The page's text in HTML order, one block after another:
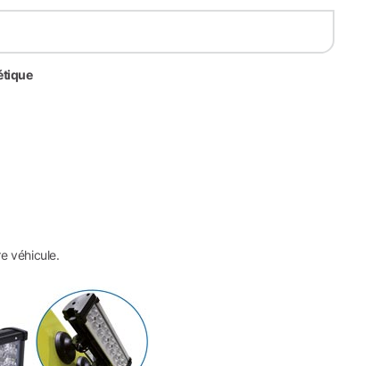
véhicule.